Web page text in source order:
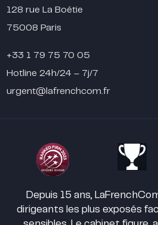
128 rue La Boétie
75008 Paris
+33 1 79 75 70 05
Hotline 24h/24 – 7j/7
urgent@lafrenchcom.fr
Depuis 15 ans,
dirigeants les plus exposés